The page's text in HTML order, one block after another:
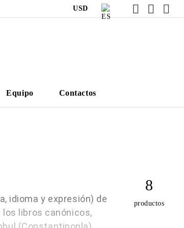
USD
Equipo Contactos
idioma y expresión) de
los libros canónicos,
8
productos